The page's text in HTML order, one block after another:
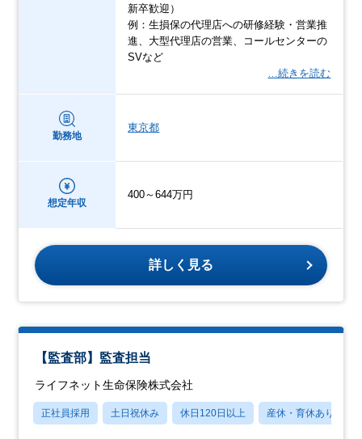
新卒歓迎）
例：生損保の代理店への研修経験・営業推
進、大型代理店の営業、コールセンターの
SVなど
…続きを読む
勤務地
東京都
想定年収
400～644万円
詳しく見る
【監査部】監査担当
ライフネット生命保険株式会社
正社員採用 土日祝休み 休日120日以上 産休・育休あり